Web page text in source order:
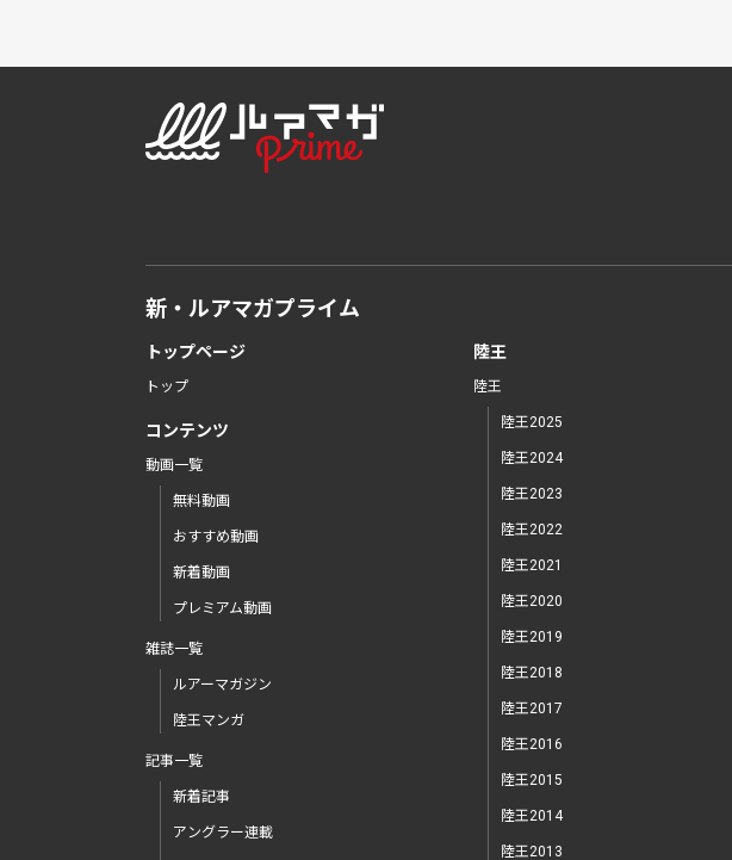
新・ルアマガプライム
トップページ
トップ
コンテンツ
動画一覧
無料動画
おすすめ動画
新着動画
プレミアム動画
雑誌一覧
ルアーマガジン
陸王マンガ
記事一覧
新着記事
アングラー連載
陸王
陸王
陸王2025
陸王2024
陸王2023
陸王2022
陸王2021
陸王2020
陸王2019
陸王2018
陸王2017
陸王2016
陸王2015
陸王2014
陸王2013